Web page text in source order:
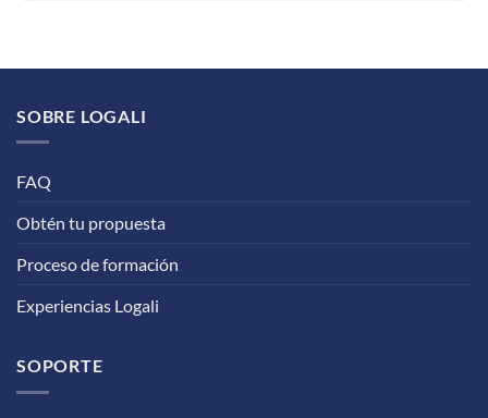
SOBRE LOGALI
FAQ
Obtén tu propuesta
Proceso de formación
Experiencias Logali
SOPORTE